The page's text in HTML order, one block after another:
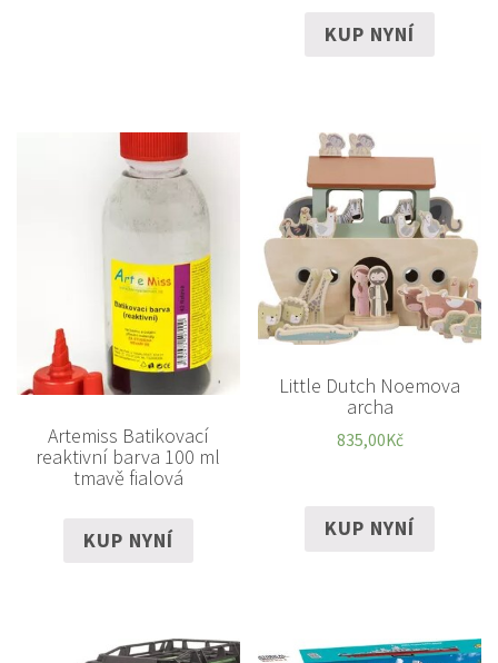
KUP NYNÍ
Artemiss Batikovací
reaktivní barva 100 ml
tmavě fialová
KUP NYNÍ
Little Dutch Noemova
archa
835,00Kč
KUP NYNÍ